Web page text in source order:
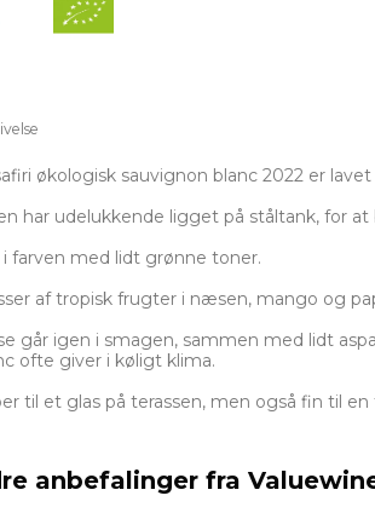
økologisk sauvignon blanc 2022 er
har udelukkende ligget på ståltank, for
i farven med lidt grønne toner.
af tropisk frugter i næsen, mango og
går igen i smagen, sammen med lidt
ofte giver i køligt klima.
til et glas på terassen, men også fin til en
anbefalinger fra